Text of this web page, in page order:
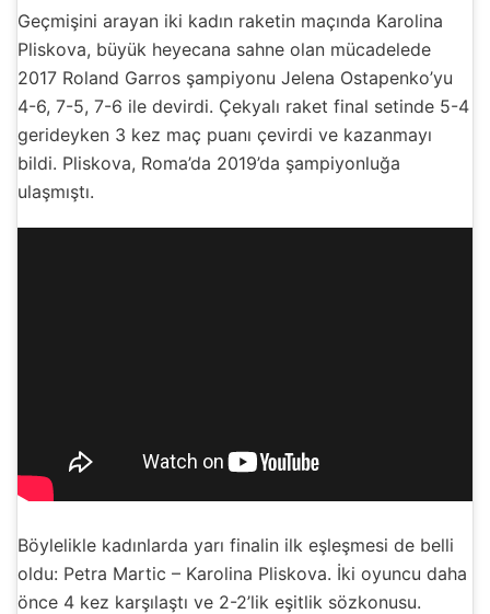
Geçmişini arayan iki kadın raketin maçında Karolina
Pliskova, büyük heyecana sahne olan mücadelede
2017 Roland Garros şampiyonu Jelena Ostapenko’yu
4-6, 7-5, 7-6 ile devirdi. Çekyalı raket final setinde 5-4
gerideyken 3 kez maç puanı çevirdi ve kazanmayı
bildi. Pliskova, Roma’da 2019’da şampiyonluğa
ulaşmıştı.
Böylelikle kadınlarda yarı finalin ilk eşleşmesi de belli
oldu: Petra Martic – Karolina Pliskova. İki oyuncu daha
önce 4 kez karşılaştı ve 2-2’lik eşitlik sözkonusu.